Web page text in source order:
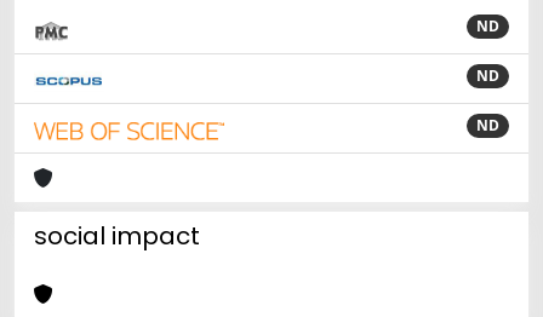
ND
ND
ND
social impact